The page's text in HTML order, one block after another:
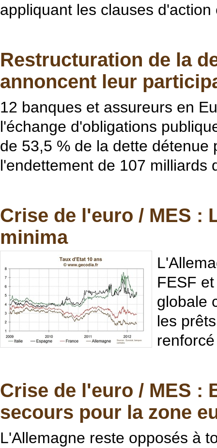
appliquant les clauses d'action
Restructuration de la
annoncent leur
12 banques et assureurs en
l'échange d'obligations
de 53,5 % de la dette
l'endettement de 107 milliards
Crise de l'euro / MES :
minima
FESF
globale
les
Crise de l'euro / MES :
secours pour la zone
L'Allemagne reste opposés à